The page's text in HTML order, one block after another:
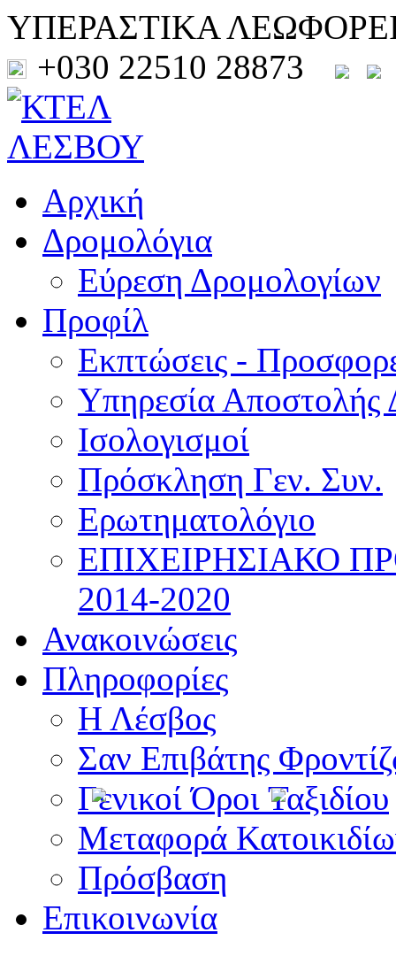
ΥΠΕΡΑΣΤΙΚΑ
+030 22510 28873
Αρχική
Δρομολόγια
Εύρεση Δρομολογίων
Προφίλ
Εκπτώσεις -
Υπηρεσία Αποστολής
Ισολογισμοί
Πρόσκληση Γεν. Συν.
Ερωτηματολόγιο
ΕΠΙΧΕΙΡΗΣΙΑΚΟ
2014-2020
Ανακοινώσεις
Πληροφορίες
Η Λέσβος
Σαν Επιβάτης
Γενικοί Όροι Ταξιδίου
Μεταφορά
Πρόσβαση
Επικοινωνία